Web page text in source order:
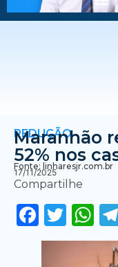
REDUÇÃO
Maranhão
52% nos
Fonte: linharesjr.com.br
17/11/2025
Compartilhe